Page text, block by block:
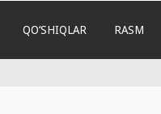
QO‘SHIQLAR RASM